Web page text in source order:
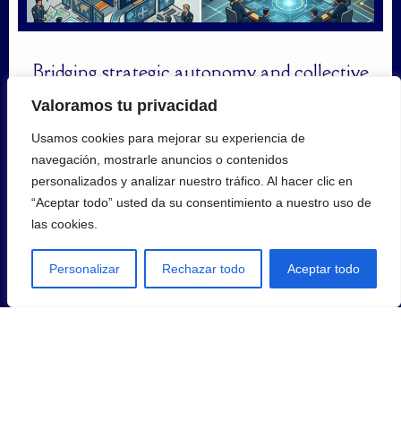
Valoramos tu privacidad
Usamos cookies para mejorar su experiencia de
navegación, mostrarle anuncios o contenidos
personalizados y analizar nuestro tráfico. Al hacer clic en
“Aceptar todo” usted da su consentimiento a nuestro uso de
las cookies.
Personalizar Rechazar todo Aceptar todo
Bridging strategic autonomy and collective
defence: From coordination to strategic
synchronization in EU-NATO Hybrid threat
response
18 junio, 2026
1 2 3 … 14 SIGUIENTE